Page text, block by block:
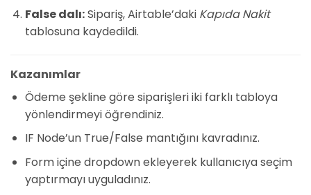
False dalı:Sipariş, Airtable’daki Kapıda Nakit
tablosuna kaydedildi.
Kazanımlar
Ödeme şekline göre siparişleri iki farklı tabloya
yönlendirmeyi öğrendiniz.
IF Node’un True/False mantığını kavradınız.
Form içine dropdown ekleyerek kullanıcıya seçim
yaptırmayı uyguladınız.